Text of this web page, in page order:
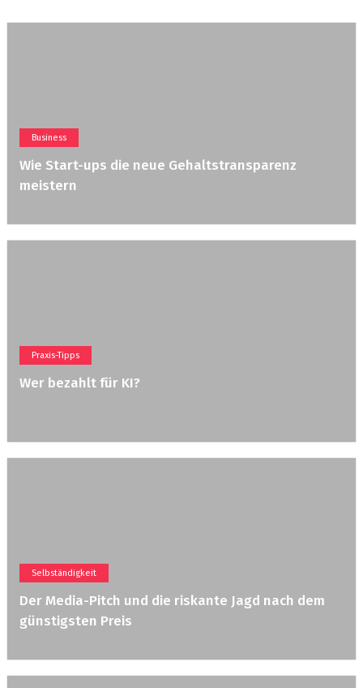
Business
Wie Start-ups die neue Gehaltstransparenz
meistern
Praxis-Tipps
Wer bezahlt für KI?
Selbständigkeit
Der Media-Pitch und die riskante Jagd nach dem
günstigsten Preis